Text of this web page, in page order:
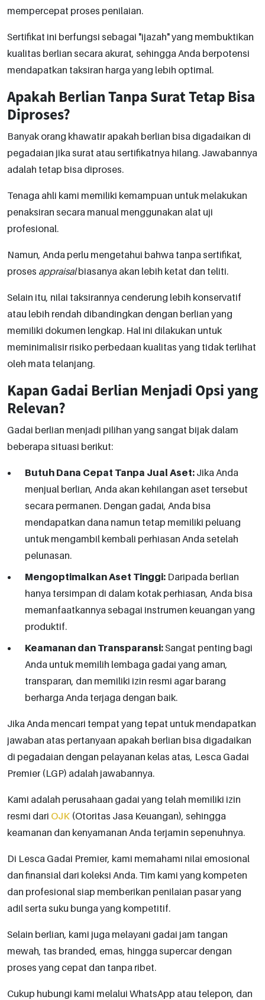
mempercepat proses penilaian.
Sertifikat ini berfungsi sebagai "ijazah" yang membuktikan
kualitas berlian secara akurat, sehingga Anda berpotensi
mendapatkan taksiran harga yang lebih optimal.
Apakah Berlian Tanpa Surat Tetap Bisa
Diproses?
Banyak orang khawatir apakah berlian bisa digadaikan di
pegadaian jika surat atau sertifikatnya hilang. Jawabannya
adalah tetap bisa diproses.
Tenaga ahli kami memiliki kemampuan untuk melakukan
penaksiran secara manual menggunakan alat uji
profesional.
Namun, Anda perlu mengetahui bahwa tanpa sertifikat,
proses appraisalbiasanya akan lebih ketat dan teliti.
Selain itu, nilai taksirannya cenderung lebih konservatif
atau lebih rendah dibandingkan dengan berlian yang
memiliki dokumen lengkap. Hal ini dilakukan untuk
meminimalisir risiko perbedaan kualitas yang tidak terlihat
oleh mata telanjang.
Kapan Gadai Berlian Menjadi Opsi yang
Relevan?
Gadai berlian menjadi pilihan yang sangat bijak dalam
beberapa situasi berikut:
Butuh Dana Cepat Tanpa Jual Aset: Jika Anda
menjual berlian, Anda akan kehilangan aset tersebut
secara permanen. Dengan gadai, Anda bisa
mendapatkan dana namun tetap memiliki peluang
untuk mengambil kembali perhiasan Anda setelah
pelunasan.
Mengoptimalkan Aset Tinggi: Daripada berlian
hanya tersimpan di dalam kotak perhiasan, Anda bisa
memanfaatkannya sebagai instrumen keuangan yang
produktif.
Keamanan dan Transparansi:Sangat penting bagi
Anda untuk memilih lembaga gadai yang aman,
transparan, dan memiliki izin resmi agar barang
berharga Anda terjaga dengan baik.
Jika Anda mencari tempat yang tepat untuk mendapatkan
jawaban atas pertanyaan apakah berlian bisa digadaikan
di pegadaian dengan pelayanan kelas atas, Lesca Gadai
Premier (LGP) adalah jawabannya.
Kami adalah perusahaan gadai yang telah memiliki izin
resmi dari OJK (Otoritas Jasa Keuangan), sehingga
keamanan dan kenyamanan Anda terjamin sepenuhnya.
Di Lesca Gadai Premier, kami memahami nilai emosional
dan finansial dari koleksi Anda. Tim kami yang kompeten
dan profesional siap memberikan penilaian pasar yang
adil serta suku bunga yang kompetitif.
Selain berlian, kami juga melayani gadai jam tangan
mewah, tas branded, emas, hingga supercar dengan
proses yang cepat dan tanpa ribet.
Cukup hubungi kami melalui WhatsApp atau telepon, dan